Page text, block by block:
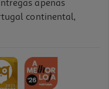
Truck
apenas
continental,